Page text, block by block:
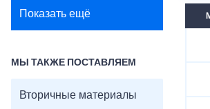
Показать ещё
МЫ ТАКЖЕ ПОСТАВЛЯЕМ
Вторичные материалы